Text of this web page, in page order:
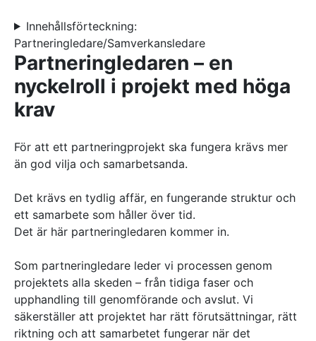
AKTUELLT
— Inre hamnen etapp 2 – tillsammans bygger
vi framtidens Norrköping
— Erfarenhetsåterföring skapar mervärde i
strategisk partnering
— Vem leder processerna när projekten blir
allt mer komplexa?
— Partnering i praktiken – Växjös nya simhall
går in i produktion
Drottninggatan 6
541 31 Skövde
0500-48 14 44
info@urkraft.com
Innehållsförteckning:
Partneringledare/Samverkansledare
Partneringledaren – en
nyckelroll i projekt med höga
krav
För att ett partneringprojekt ska fungera krävs mer
än god vilja och samarbetsanda.
Det krävs en tydlig affär, en fungerande struktur och
ett samarbete som håller över tid.
Det är här partneringledaren kommer in.
Som partneringledare leder vi processen genom
projektets alla skeden – från tidiga faser och
upphandling till genomförande och avslut. Vi
säkerställer att projektet har rätt förutsättningar, rätt
riktning och att samarbetet fungerar när det